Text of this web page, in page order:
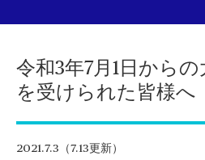
令和3年7月1日から
を受けられた皆様へ
2021.7.3（7.13更新）